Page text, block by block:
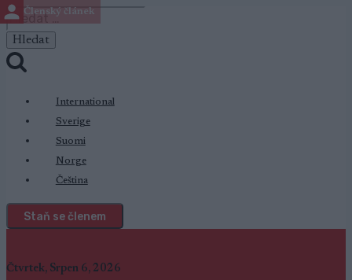
Přeskočit
na
obsah
Vyhledávání
International
Sverige
Suomi
Norge
Čeština
Staň se členem
Čtvrtek, Srpen 6, 2026
Členský článek